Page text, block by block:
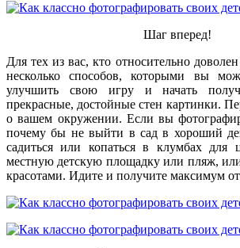
Шаг вперед!
Для тех из вас, кто относительно
несколько способов, которыми вы
улучшить свою игру и начать
прекрасные, достойные стен картинки.
о вашем окружении. Если вы
почему бы не выйти в сад в хороший
садиться или копаться в клумбах для
местную детскую площадку или пляж,
красотами. Идите и получите максимум